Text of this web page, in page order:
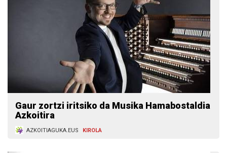
Gaur zortzi iritsiko da Musika Hamabostaldia
Azkoitira
AZKOITIAGUKA.EUS KIROLA